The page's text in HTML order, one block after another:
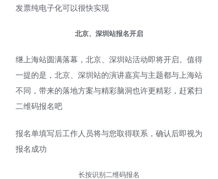
发票纯电子化可以很快实现
北京、深圳站报名开启
继上海站圆满落幕，北京、深圳站活动即将开启。值得
一提的是，北京、深圳站的演讲嘉宾与主题都与上海站
不同，带来的落地方案与精彩脑洞也许更精彩，赶紧扫
二维码报名吧
报名单填写后工作人员将与您取得联系，确认后即视为
报名成功
长按识别二维码报名